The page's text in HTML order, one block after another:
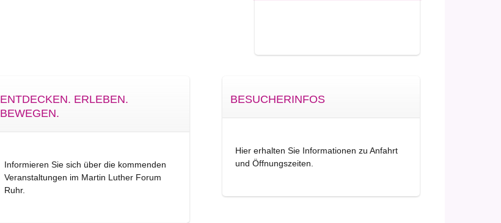
ENTDECKEN. ERLEBEN.
BEWEGEN.
Informieren Sie sich über die kommenden
Veranstaltungen im Martin Luther Forum
Ruhr.
BESUCHERINFOS
Hier erhalten Sie Informationen zu Anfahrt
und Öffnungszeiten.